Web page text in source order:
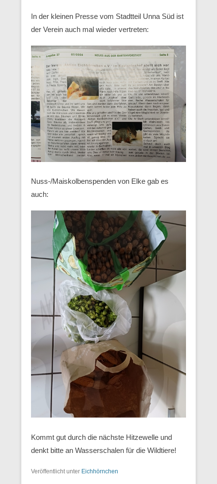
In der kleinen Presse vom Stadtteil Unna Süd ist
der Verein auch mal wieder vertreten:
Nuss-/Maiskolbenspenden von Elke gab es
auch:
Kommt gut durch die nächste Hitzewelle und
denkt bitte an Wasserschalen für die Wildtiere!
Veröffentlicht unter Eichhörnchen